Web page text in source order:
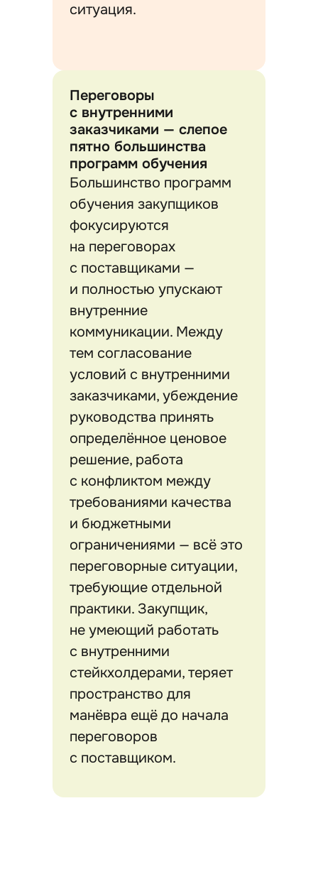
ситуация.
Переговоры
с внутренними
заказчиками — слепое
пятно большинства
программ обучения
Большинство программ
обучения закупщиков
фокусируются
на переговорах
с поставщиками —
и полностью упускают
внутренние
коммуникации. Между
тем согласование
условий с внутренними
заказчиками, убеждение
руководства принять
определённое ценовое
решение, работа
с конфликтом между
требованиями качества
и бюджетными
ограничениями — всё это
переговорные ситуации,
требующие отдельной
практики. Закупщик,
не умеющий работать
с внутренними
стейкхолдерами, теряет
пространство для
манёвра ещё до начала
переговоров
с поставщиком.